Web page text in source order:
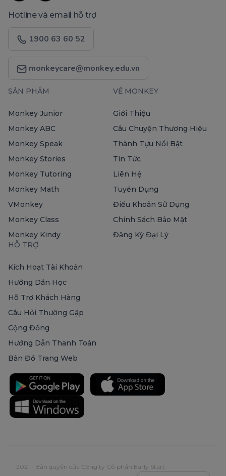
Hotline và email hỗ trợ
1900 63 60 52
monkeycare@monkey.edu.vn
SẢN PHẨM
Monkey Junior
Monkey ABC
Monkey Speak
Monkey Stories
Monkey Tutoring
Monkey Math
VMonkey
Monkey Class
Monkey Kindy
VỀ MONKEY
Giới Thiệu
Câu Chuyện Thương Hiệu
Thành Tựu Nổi Bật
Tin Tức
Liên Hệ
Tuyển Dụng
Điều Khoản Sử Dụng
Chính Sách Bảo Mật
Đăng Ký Đại Lý
HỖ TRỢ
Kích Hoạt Tài Khoản
Hướng Dẫn Học
Hỗ Trợ Khách Hàng
Câu Hỏi Thường Gặp
Cộng Đồng
Hướng Dẫn Thanh Toán
Bản Đồ Trang Web
2021 - Bản quyền của Công ty Cổ phần Early Start